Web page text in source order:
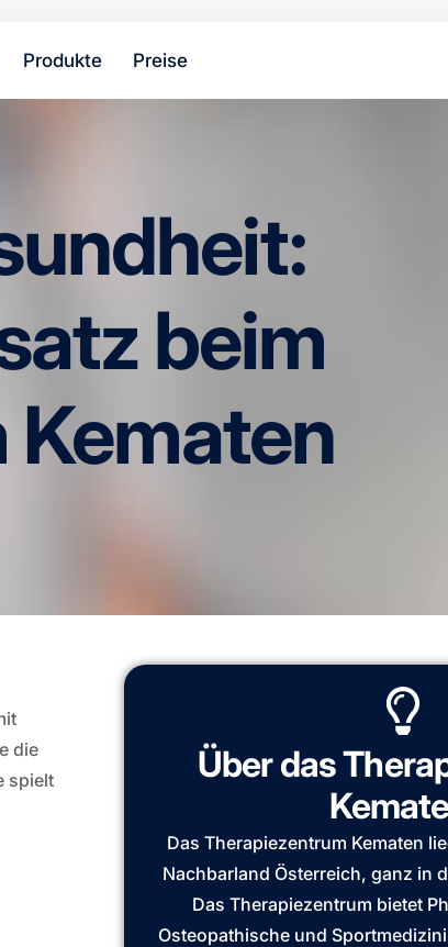
Produkte Preise
beim
die
spielt
Über das
Das Therapiezentrum Kematen
Nachbarland Österreich, ganz in
Das Therapiezentrum bietet
Osteopathische und